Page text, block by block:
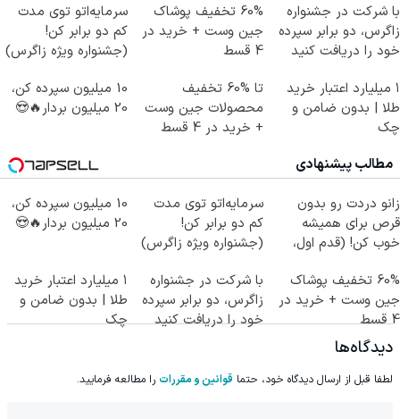
با شرکت در جشنواره
زاگرس، دو برابر سپرده
خود را دریافت کنید
60% تخفیف پوشاک
جین وست + خرید در
4 قسط
سرمایه‌اتو توی مدت
کم دو برابر کن!
(جشنواره ویژه زاگرس)
۱ میلیارد اعتبار خرید
طلا | بدون ضامن و
چک
تا %60 تخفیف
محصولات جین وست
+ خرید در 4 قسط
10 میلیون سپرده کن،
20 میلیون بردار🔥😍
مطالب پیشنهادی
زانو دردت رو بدون
قرص برای همیشه
خوب کن! (قدم اول،
سرمایه‌اتو توی مدت
کم دو برابر کن!
(جشنواره ویژه زاگرس)
10 میلیون سپرده کن،
20 میلیون بردار🔥😍
60% تخفیف پوشاک
جین وست + خرید در
4 قسط
با شرکت در جشنواره
زاگرس، دو برابر سپرده
خود را دریافت کنید
۱ میلیارد اعتبار خرید
طلا | بدون ضامن و
چک
دیدگاه‌ها
لطفا قبل از ارسال دیدگاه خود، حتما قوانین و مقررات را مطالعه فرمایید.